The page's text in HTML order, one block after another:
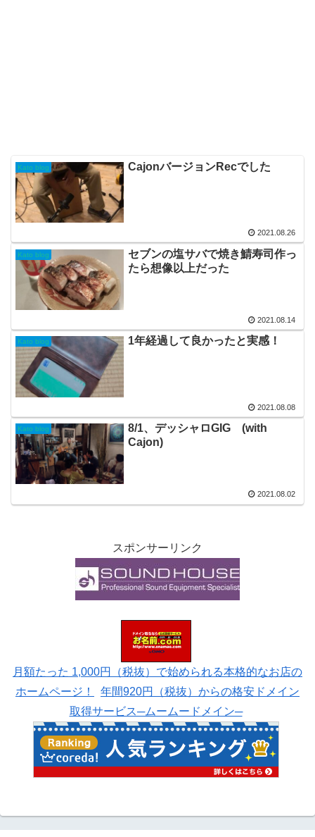
Kato blog CajonバージョンRecでした
2021.08.26
Kato blog
セブンの塩サバで焼き鯖寿司作っ
たら想像以上だった
2021.08.14
Kato blog 1年経過して良かったと実感！
2021.08.08
Kato blog
8/1、デッシャロGIG (with
Cajon)
2021.08.02
スポンサーリンク
月額たった 1,000円（税抜）で始められる本格的なお店の
ホームページ！
年間920円（税抜）からの格安ドメイン
取得サービス─ムームードメイン─